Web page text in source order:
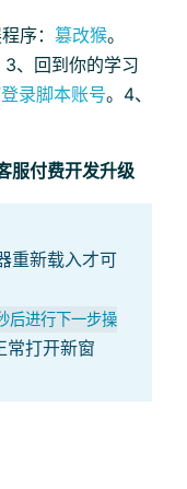
序： 篡改猴。
、回到你的学习
录脚本账号。4、
服付费开发升级
重新载入才可
后进行下一步操
常打开新窗